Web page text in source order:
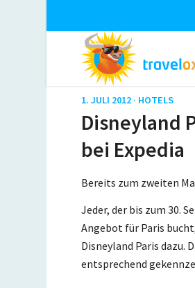
1. JULI 2012 · HOTELS
Disneyland
bei Expedia
Bereits zum zweiten
Jeder, der bis zum 30.
Angebot für Paris
Disneyland Paris dazu.
entsprechend